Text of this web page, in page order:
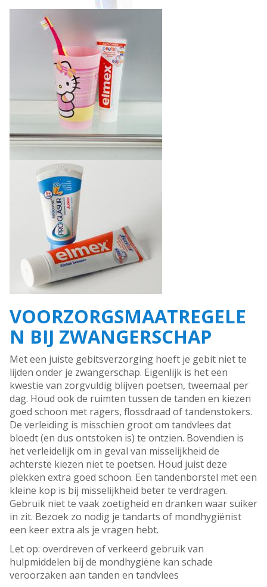
VOORZORGSMAATREGELE
N BIJ ZWANGERSCHAP
Met een juiste gebitsverzorging hoeft je gebit niet te
lijden onder je zwangerschap. Eigenlijk is het een
kwestie van zorgvuldig blijven poetsen, tweemaal per
dag. Houd ook de ruimten tussen de tanden en kiezen
goed schoon met ragers, flossdraad of tandenstokers.
De verleiding is misschien groot om tandvlees dat
bloedt (en dus ontstoken is) te ontzien. Bovendien is
het verleidelijk om in geval van misselijkheid de
achterste kiezen niet te poetsen. Houd juist deze
plekken extra goed schoon. Een tandenborstel met een
kleine kop is bij misselijkheid beter te verdragen.
Gebruik niet te vaak zoetigheid en dranken waar suiker
in zit. Bezoek zo nodig je tandarts of mondhygiënist
een keer extra als je vragen hebt.
Let op: overdreven of verkeerd gebruik van
hulpmiddelen bij de mondhygiëne kan schade
veroorzaken aan tanden en tandvlees